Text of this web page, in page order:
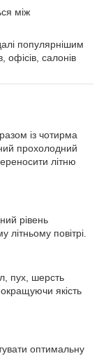
між
популярнішим
офісів, салонів
із чотирма
прохолодний
літню
рівень
повітрі.
пух, шерсть
якість
оптимальну